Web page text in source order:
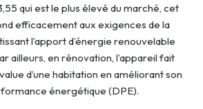
qui est le plus élevé du marché, cet
efficacement aux exigences de la
l’apport d’énergie renouvelable
ailleurs, en rénovation, l’appareil fait
d’une habitation en améliorant son
énergétique (DPE).